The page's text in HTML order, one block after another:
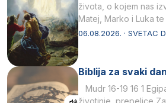
života, o kojem nas
Matej, Marko i Luka
drugoj…
06.08.2026. · SVETAC
Biblija za svaki
Mudr 16-19 16 1